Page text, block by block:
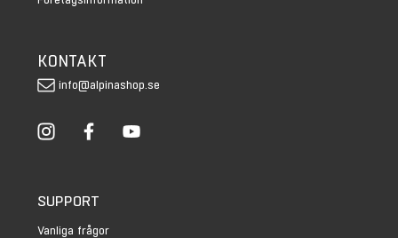
KONTAKT
info@alpinashop.se
SUPPORT
Vanliga frågor